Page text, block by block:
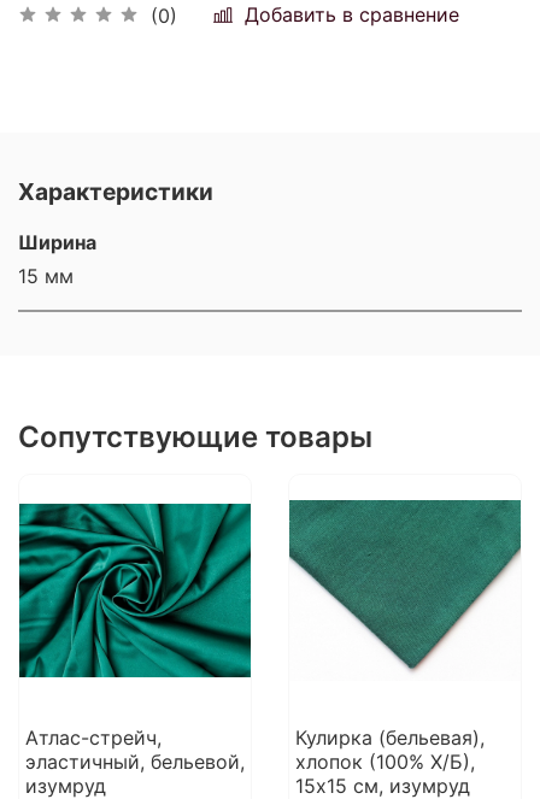
(0) Добавить в сравнение
Характеристики
Ширина
15 мм
Сопутствующие товары
Атлас-стрейч,
эластичный, бельевой,
изумруд
Кулирка (бельевая),
хлопок (100% Х/Б),
15х15 см, изумруд